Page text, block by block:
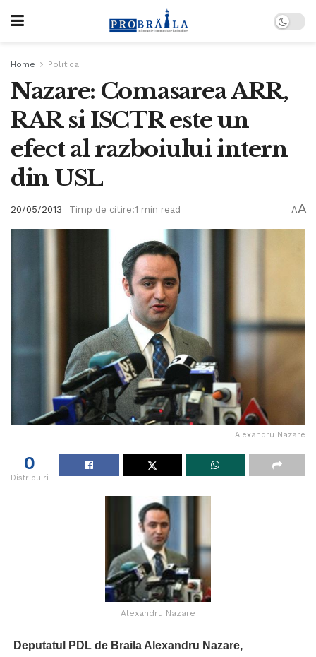
Home Politica
Nazare: Comasarea ARR,
RAR si ISCTR este un
efect al razboiului intern
din USL
20/05/2013 Timp de citire:1 min read AA
Alexandru Nazare
0
Distribuiri
Alexandru Nazare
Deputatul PDL de Braila Alexandru Nazare,